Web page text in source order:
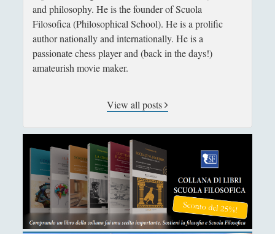
Didattica
Economia(9)
Filologia(4)
Geopolitica(11)
Interviste(70)
Itinerari(14)
Musica(14)
► Scacchi(42)
and philosophy. He is the founder of Scuola
Filosofica (Philosophical School). He is a prolific
author nationally and internationally. He is a
passionate chess player and (back in the days!)
amateurish movie maker.
View all posts